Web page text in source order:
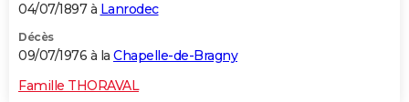
04/07/1897 à Lanrodec
Décès
09/07/1976 à la Chapelle-de-Bragny
Famille THORAVAL